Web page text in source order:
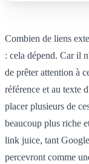
Combien de liens
: cela dépend. Car il
de prêter attention à
référence et au texte
placer plusieurs de
beaucoup plus riche
link juice, tant
percevront comme